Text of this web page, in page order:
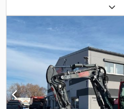
, Gamybos metai:2026
kaušas, visų varančiųjų ratų pavara,